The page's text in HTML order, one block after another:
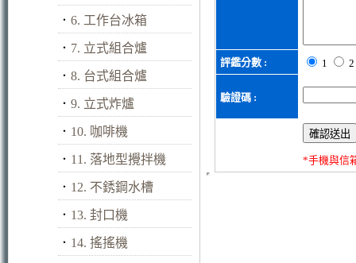
． 6. 工作台冰箱
． 7. 立式組合爐
． 8. 台式組合爐
． 9. 立式炸爐
． 10. 咖啡機
． 11. 落地型攪拌機
． 12. 不銹鋼水槽
． 13. 封口機
． 14. 搖搖機
評鑑分數 : 1 2
驗證碼 :
*手機與信